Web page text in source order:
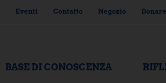
Eventi Contatto Negozio Donare
BASE DI CONOSCENZA